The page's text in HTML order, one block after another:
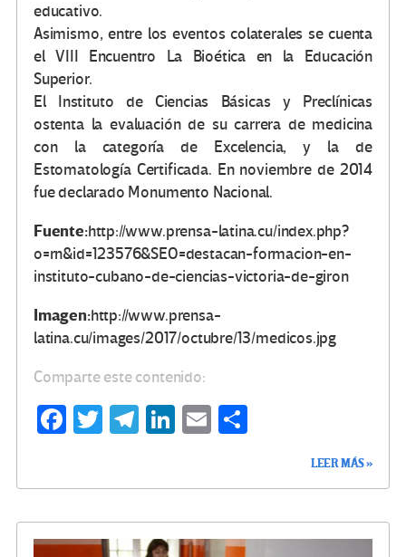
educativo.
Asimismo, entre los eventos colaterales se cuenta
el VIII Encuentro La Bioética en la Educación
Superior.
El Instituto de Ciencias Básicas y Preclínicas
ostenta la evaluación de su carrera de medicina
con la categoría de Excelencia, y la de
Estomatología Certificada. En noviembre de 2014
fue declarado Monumento Nacional.
Fuente:http://www.prensa-latina.cu/index.php?
o=rn&id=123576&SEO=destacan-formacion-en-
instituto-cubano-de-ciencias-victoria-de-giron
Imagen:http://www.prensa-
latina.cu/images/2017/octubre/13/medicos.jpg
Comparte este contenido:
Fa
o
T
Te
m
Li
n
E
ar
LEER MÁS »